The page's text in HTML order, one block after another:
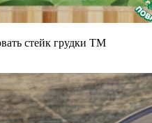
стейк грудки ТМ